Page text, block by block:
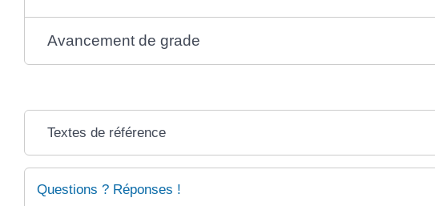
Avancement de grade
Textes de référence
Questions ? Réponses !